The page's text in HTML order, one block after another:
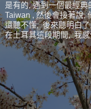
是有的, 遇到一個最經
Taiwan , 然後會接著說,
還聽不懂, 後來聽明白
在土耳其這段期間, 我